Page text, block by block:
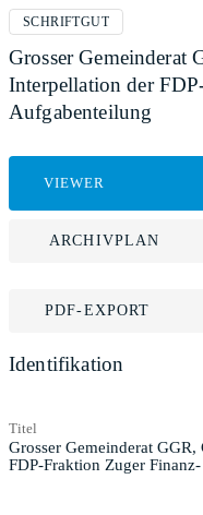
SCHRIFTGUT
Grosser Gemeinderat
Interpellation der
Aufgabenteilung
VIEWER
ARCHIVPLAN
PDF-EXPORT
Identifikation
Titel
Grosser Gemeinderat
FDP-Fraktion Zuger